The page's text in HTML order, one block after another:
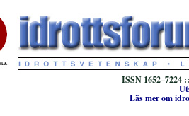
ISSN 1652–7224
Läs mer om